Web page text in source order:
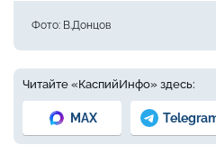
Фото: В.Донцов
Читайте «КаспийИнфо» здесь:
MAX